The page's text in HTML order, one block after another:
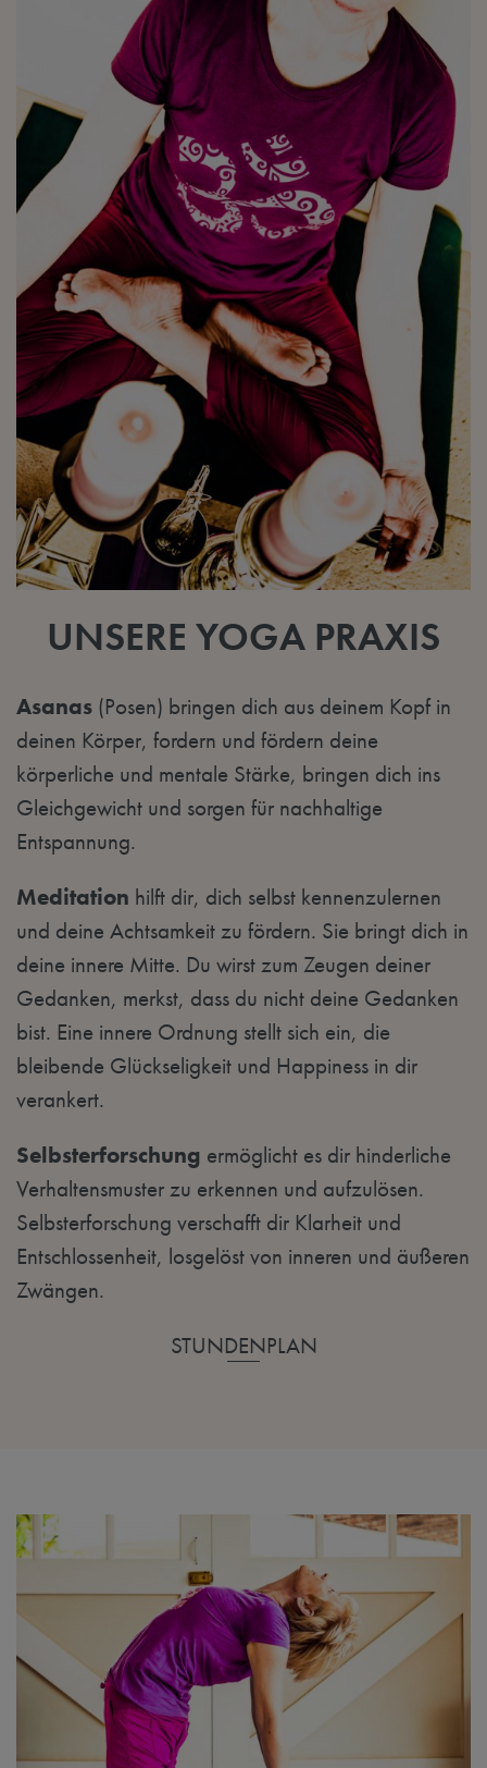
UNSERE YOGA PRAXIS
Asanas (Posen) bringen dich aus deinem Kopf in
deinen Körper, fordern und fördern deine
körperliche und mentale Stärke, bringen dich ins
Gleichgewicht und sorgen für nachhaltige
Entspannung.
Meditation hilft dir, dich selbst kennenzulernen
und deine Achtsamkeit zu fördern. Sie bringt dich in
deine innere Mitte. Du wirst zum Zeugen deiner
Gedanken, merkst, dass du nicht deine Gedanken
bist. Eine innere Ordnung stellt sich ein, die
bleibende Glückseligkeit und Happiness in dir
verankert.
Selbsterforschung ermöglicht es dir hinderliche
Verhaltensmuster zu erkennen und aufzulösen.
Selbsterforschung verschafft dir Klarheit und
Entschlossenheit, losgelöst von inneren und äußeren
Zwängen.
STUNDENPLAN